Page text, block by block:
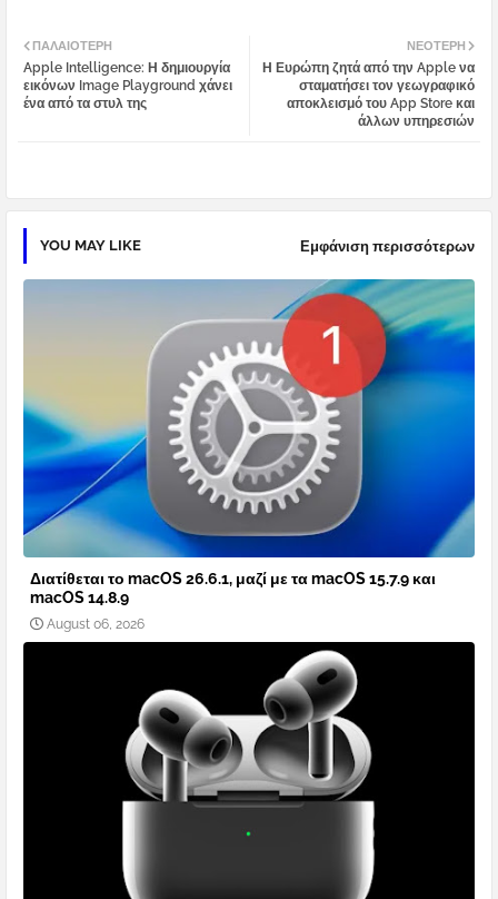
tter atsa
ΝΕΌΤΕΡΗ
Η Ευρώπη ζητά από την Apple να
σταματήσει τον γεωγραφικό
αποκλεισμό του App Store και
άλλων υπηρεσιών
ΠΑΛΑΙΌΤΕΡΗ
Apple Intelligence: Η δημιουργία
εικόνων Image Playground χάνει
ένα από τα στυλ της
YOU MAY LIKE Εμφάνιση περισσότερων
Διατίθεται το macOS 26.6.1, μαζί με τα macOS 15.7.9 και
macOS 14.8.9
August 06, 2026